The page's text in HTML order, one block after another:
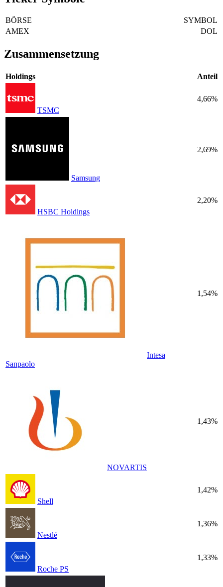
BÖRSE
SYMBOL
AMEX
DOL
Zusammensetzung
Holdings Anteil
TSMC
4,66%
Samsung
2,69%
HSBC Holdings
2,20%
Intesa
Sanpaolo
1,54%
NOVARTIS
1,43%
Shell
1,42%
Nestlé
1,36%
Roche PS
1,33%